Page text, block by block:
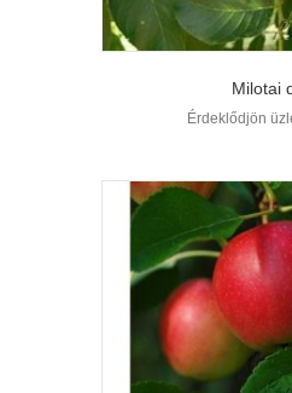
Milotai
Érdeklődjön